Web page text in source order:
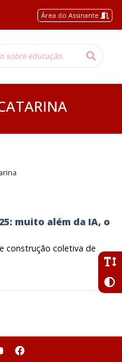
Área do Assinante
muito além da IA, o
construção coletiva de